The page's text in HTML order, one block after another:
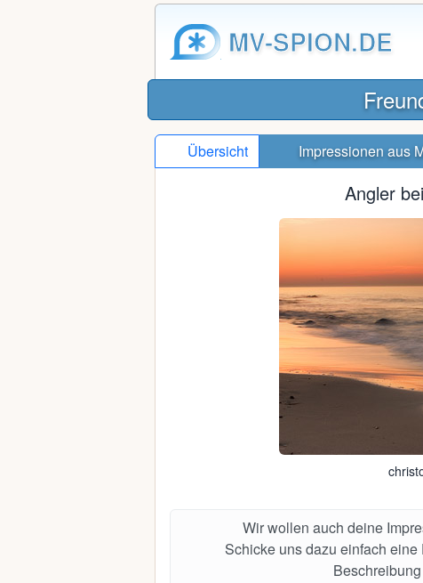
MV-SPION.DE
Übersicht Impressionen aus
Angler
Wir wollen auch deine
Schicke uns dazu einfach